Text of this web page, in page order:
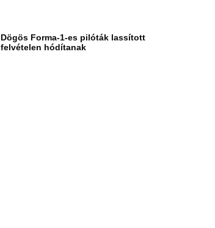
Dögös Forma-1-es pilóták lassított
felvételen hódítanak